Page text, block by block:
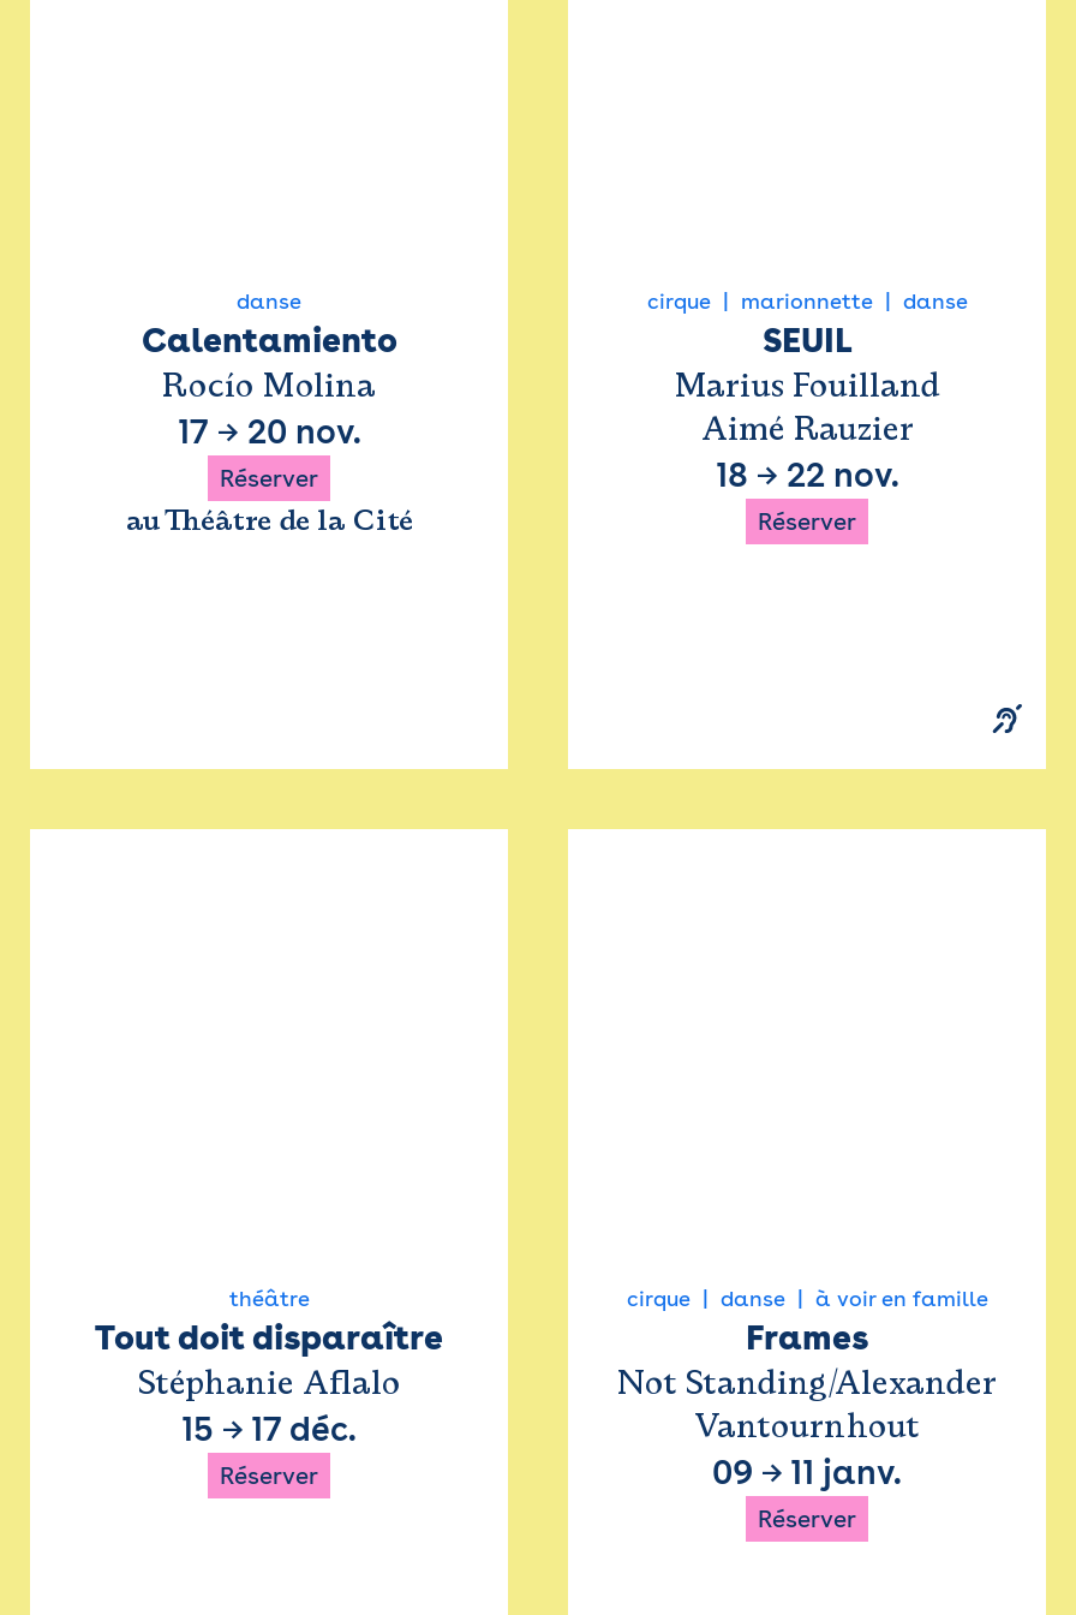
danse
Calentamiento
Rocío Molina
17 → 20 nov.
Réserver
au Théâtre de la Cité
cirque marionnette danse
SEUIL
Marius Fouilland
Aimé Rauzier
18 → 22 nov.
Réserver
théâtre
Tout doit disparaître
Stéphanie Aflalo
15 → 17 déc.
Réserver
cirque danse à voir en famille
Frames
Not Standing/Alexander
Vantournhout
09 → 11 janv.
Réserver